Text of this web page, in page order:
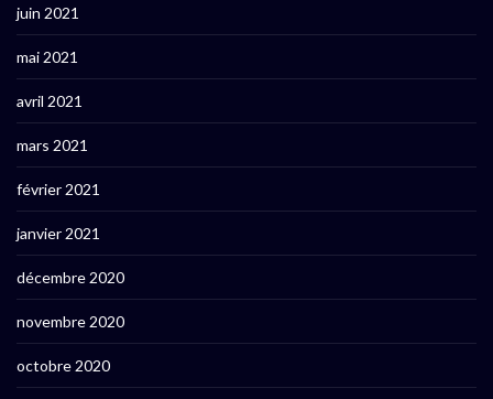
juin 2021
mai 2021
avril 2021
mars 2021
février 2021
janvier 2021
décembre 2020
novembre 2020
octobre 2020